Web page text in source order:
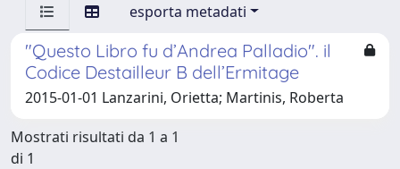
esporta metadati
"Questo Libro fu d’Andrea Palladio". il
Codice Destailleur B dell’Ermitage
2015-01-01 Lanzarini, Orietta; Martinis, Roberta
Mostrati risultati da 1 a 1
di 1